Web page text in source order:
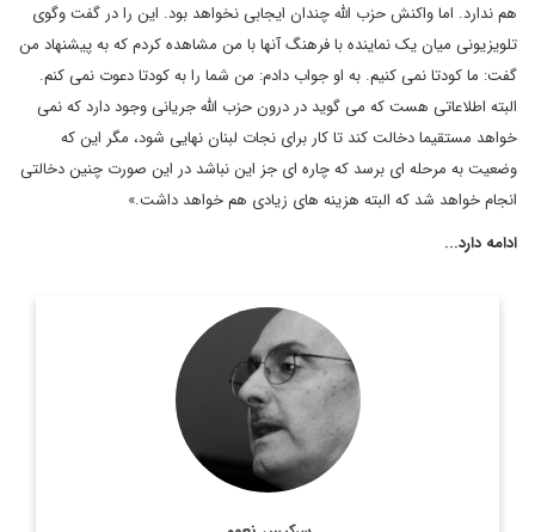
هم ندارد. اما واکنش حزب الله چندان ایجابی نخواهد بود. این را در گفت وگوی
تلویزیونی میان یک نماینده با فرهنگ آنها با من مشاهده کردم که به پیشنهاد من
گفت: ما کودتا نمی کنیم. به او جواب دادم: من شما را به کودتا دعوت نمی کنم.
البته اطلاعاتی هست که می گوید در درون حزب الله جریانی وجود دارد که نمی
خواهد مستقیما دخالت کند تا کار برای نجات لبنان نهایی شود، مگر این که
وضعیت به مرحله ای برسد که چاره ای جز این نباشد در این صورت چنین دخالتی
انجام خواهد شد که البته هزینه های زیادی هم خواهد داشت.»
ادامه دارد...
سركيس نعوم، نويسنده و روزنامه نگار مشهور لبناني ويكي از ستون
نويسان روزنامه النهار است. وی در سال 2011 جایزه جهانی جبران
خلیل جبران را در استرالیا دریافت کرد. ...
اطلاعات بیشتر